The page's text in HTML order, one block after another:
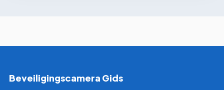
Beveiligingscamera Gids